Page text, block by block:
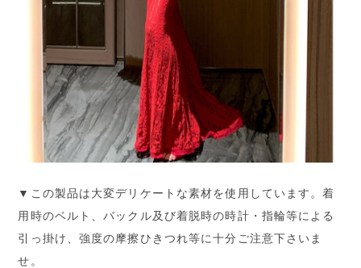
▼この製品は大変デリケートな素材を使用しています。着
用時のベルト、バックル及び着脱時の時計・指輪等による
引っ掛け、強度の摩擦ひきつれ等に十分ご注意下さいま
せ。